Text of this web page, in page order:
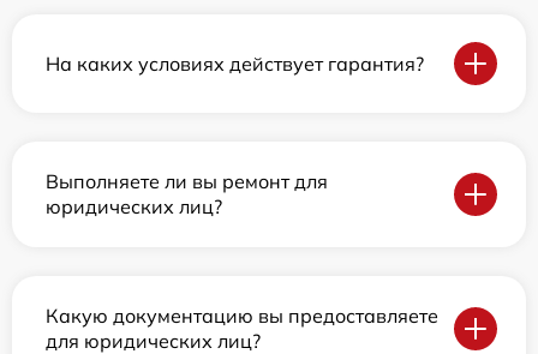
На каких условиях действует гарантия?
Выполняете ли вы ремонт для
юридических лиц?
Какую документацию вы предоставляете
для юридических лиц?